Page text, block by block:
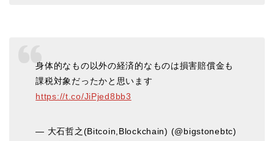
身体的なもの以外の経済的なものは損害賠償金も
課税対象だったかと思います
https://t.co/JiPjed8bb3
— 大石哲之(Bitcoin,Blockchain) (@bigstonebtc)